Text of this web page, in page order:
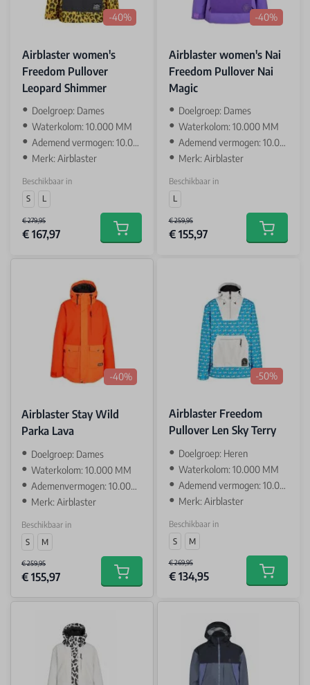
-40%
Airblaster women's
Freedom Pullover
Leopard Shimmer
Doelgroep: Dames
Waterkolom: 10.000 MM
Ademend vermogen: 10.000 GR
Merk: Airblaster
Beschikbaar in
S
L
€ 279,95
€ 167,97 Add to cart
-40%
Airblaster women's Nai
Freedom Pullover Nai
Magic
Doelgroep: Dames
Waterkolom: 10.000 MM
Ademend vermogen: 10.000 GR
Merk: Airblaster
Beschikbaar in
L
€ 259,95
€ 155,97 Add to
-40%
Airblaster Stay Wild
Parka Lava
Doelgroep: Dames
Waterkolom: 10.000 MM
Ademenvermogen: 10.000 GR
Merk: Airblaster
Beschikbaar in
S
M
€ 259,95
€ 155,97 Add to cart
-50%
Airblaster Freedom
Pullover Len Sky Terry
Doelgroep: Heren
Waterkolom: 10.000 MM
Ademend vermogen: 10.000 GR
Merk: Airblaster
Beschikbaar in
S
M
€ 269,95
€ 134,95 Add to